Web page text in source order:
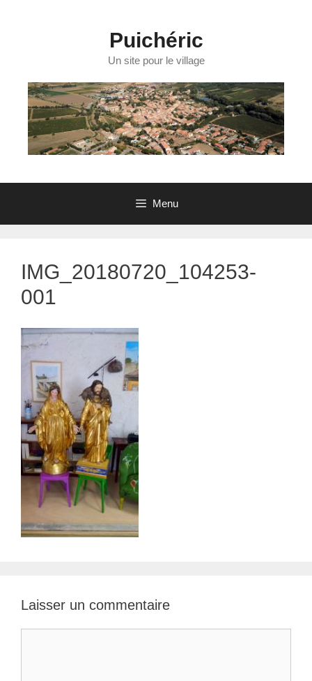
Puichéric
Un site pour le village
Menu
IMG_20180720_104253-
001
Laisser un commentaire